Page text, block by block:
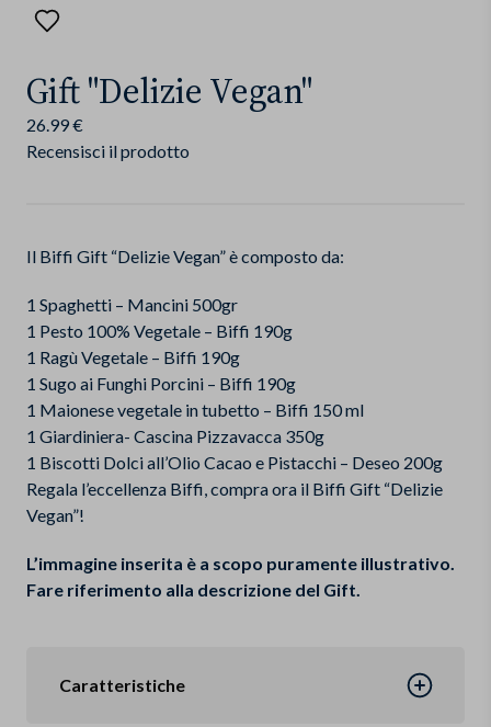
Aggiungi
Gift "Delizie Vegan"
26.99 €
Recensisci il prodotto
Il Biffi Gift “Delizie Vegan” è composto da:
1 Spaghetti – Mancini 500gr
1 Pesto 100% Vegetale – Biffi 190g
1 Ragù Vegetale – Biffi 190g
1 Sugo ai Funghi Porcini – Biffi 190g
1 Maionese vegetale in tubetto – Biffi 150 ml
1 Giardiniera- Cascina Pizzavacca 350g
1 Biscotti Dolci all’Olio Cacao e Pistacchi – Deseo 200g
Regala l’eccellenza Biffi, compra ora il Biffi Gift “Delizie
Vegan”!
L’immagine inserita è a scopo puramente illustrativo.
Fare riferimento alla descrizione del Gift.
Caratteristiche